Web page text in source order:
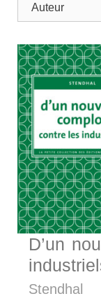
D’un
Stendhal